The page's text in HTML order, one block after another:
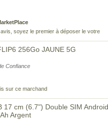
soyez le premier à déposer le votre
256Go JAUNE 5G
Confiance
sur ce marchand
17 cm (6.7") Double SIM
Argent